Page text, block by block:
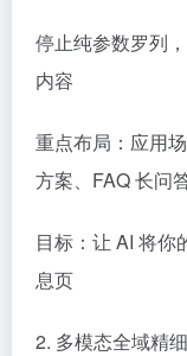
停止纯参数罗列
内容
重点布局：应用
方案、FAQ 长问
目标：让 AI 将你
息页
2. 多模态全域精